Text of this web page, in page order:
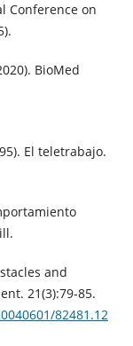
Conference on
BioMed
El teletrabajo.
and
21(3):79-85.
82481.12